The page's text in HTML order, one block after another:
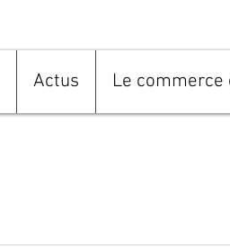
Actus Le commerce